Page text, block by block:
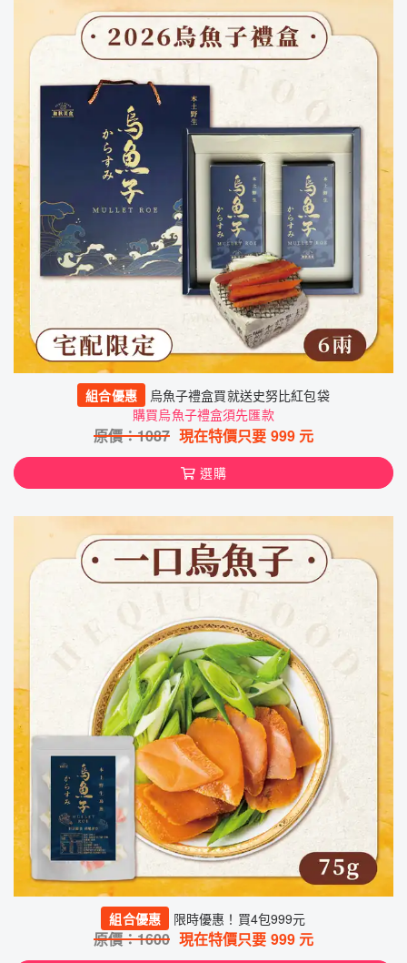
組合優惠
烏魚子禮盒買就送史努比紅包袋
購買烏魚子禮盒須先匯款
原價：1087 現在特價只要 999 元
選購
組合優惠 限時優惠！買4包999元
原價：1600 現在特價只要 999 元